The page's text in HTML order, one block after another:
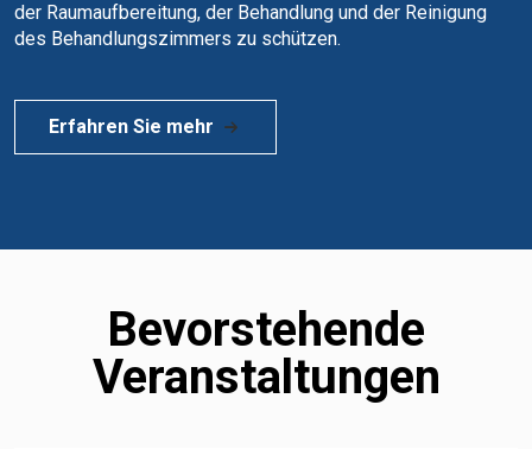
der Raumaufbereitung, der Behandlung und der Reinigung
des Behandlungszimmers zu schützen.
Erfahren Sie mehr
Bevorstehende
Veranstaltungen